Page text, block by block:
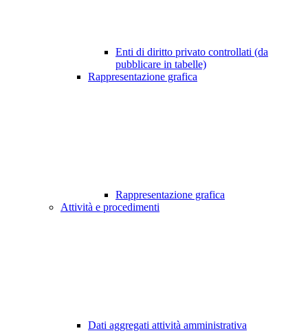
Enti di diritto privato controllati (da
pubblicare in tabelle)
Rappresentazione grafica
Rappresentazione grafica
Attività e procedimenti
Dati aggregati attività amministrativa